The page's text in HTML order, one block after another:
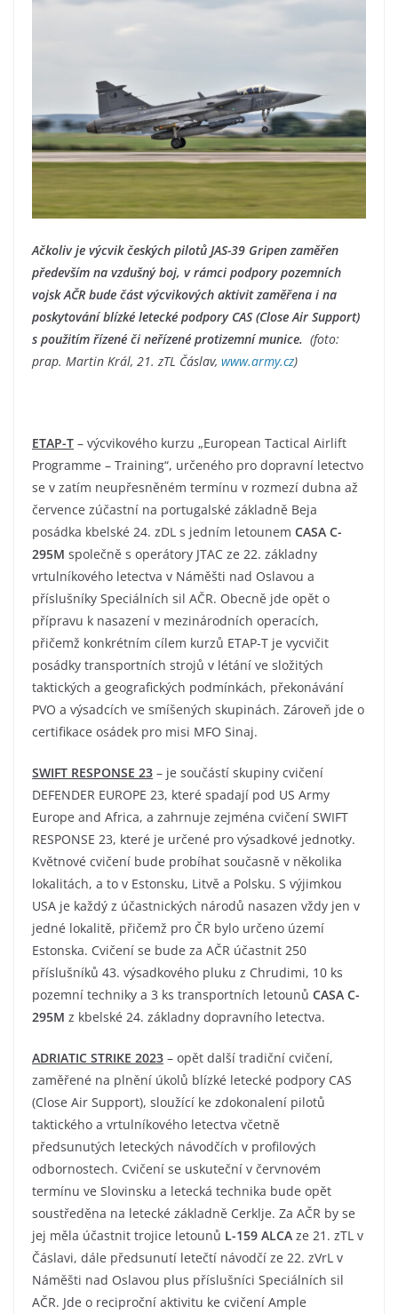
Ačkoliv je výcvik českých pilotů JAS-39 Gripen zaměřen
především na vzdušný boj, v rámci podpory pozemních
vojsk AČR bude část výcvikových aktivit zaměřena i na
poskytování blízké letecké podpory CAS (Close Air Support)
s použitím řízené či neřízené protizemní munice. (foto:
prap. Martin Král, 21. zTL Čáslav, www.army.cz)
ETAP-T – výcvikového kurzu „European Tactical Airlift
Programme – Training“, určeného pro dopravní letectvo
se v zatím neupřesněném termínu v rozmezí dubna až
července zúčastní na portugalské základně Beja
posádka kbelské 24. zDL s jedním letounem CASA C-
295M společně s operátory JTAC ze 22. základny
vrtulníkového letectva v Náměšti nad Oslavou a
příslušníky Speciálních sil AČR. Obecně jde opět o
přípravu k nasazení v mezinárodních operacích,
přičemž konkrétním cílem kurzů ETAP-T je vycvičit
posádky transportních strojů v létání ve složitých
taktických a geografických podmínkách, překonávání
PVO a výsadcích ve smíšených skupinách. Zároveň jde o
certifikace osádek pro misi MFO Sinaj.
SWIFT RESPONSE 23 – je součástí skupiny cvičení
DEFENDER EUROPE 23, které spadají pod US Army
Europe and Africa, a zahrnuje zejména cvičení SWIFT
RESPONSE 23, které je určené pro výsadkové jednotky.
Květnové cvičení bude probíhat současně v několika
lokalitách, a to v Estonsku, Litvě a Polsku. S výjimkou
USA je každý z účastnických národů nasazen vždy jen v
jedné lokalitě, přičemž pro ČR bylo určeno území
Estonska. Cvičení se bude za AČR účastnit 250
příslušníků 43. výsadkového pluku z Chrudimi, 10 ks
pozemní techniky a 3 ks transportních letounů CASA C-
295M z kbelské 24. základny dopravního letectva.
ADRIATIC STRIKE 2023 – opět další tradiční cvičení,
zaměřené na plnění úkolů blízké letecké podpory CAS
(Close Air Support), sloužící ke zdokonalení pilotů
taktického a vrtulníkového letectva včetně
předsunutých leteckých návodčích v profilových
odbornostech. Cvičení se uskuteční v červnovém
termínu ve Slovinsku a letecká technika bude opět
soustředěna na letecké základně Cerklje. Za AČR by se
jej měla účastnit trojice letounů L-159 ALCA ze 21. zTL v
Čáslavi, dále předsunutí letečtí návodčí ze 22. zVrL v
Náměšti nad Oslavou plus příslušníci Speciálních sil
AČR. Jde o reciproční aktivitu ke cvičení Ample